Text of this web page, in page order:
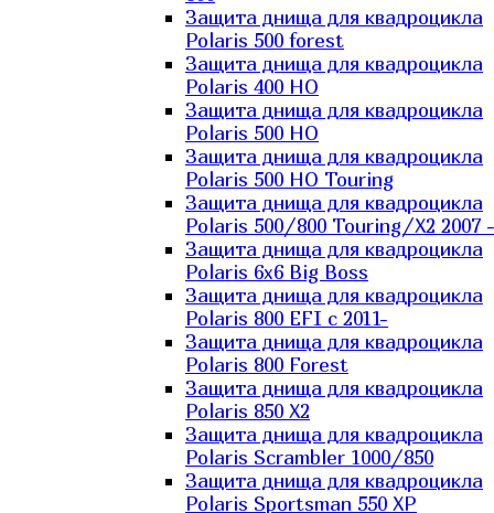
Защита днища для квадроцикла
Polaris 500 forest
Защита днища для квадроцикла
Polaris 400 HO
Защита днища для квадроцикла
Polaris 500 HO
Защита днища для квадроцикла
Polaris 500 HO Touring
Защита днища для квадроцикла
Polaris 500/800 Touring/X2 2007 -
Защита днища для квадроцикла
Polaris 6х6 Big Boss
Защита днища для квадроцикла
Polaris 800 EFI с 2011-
Защита днища для квадроцикла
Polaris 800 Forest
Защита днища для квадроцикла
Polaris 850 X2
Защита днища для квадроцикла
Polaris Scrambler 1000/850
Защита днища для квадроцикла
Polaris Sportsman 550 XP